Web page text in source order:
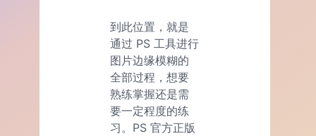
到此位置，就是
通过 PS 工具进行
图片边缘模糊的
全部过程，想要
熟练掌握还是需
要一定程度的练
习。PS 官方正版